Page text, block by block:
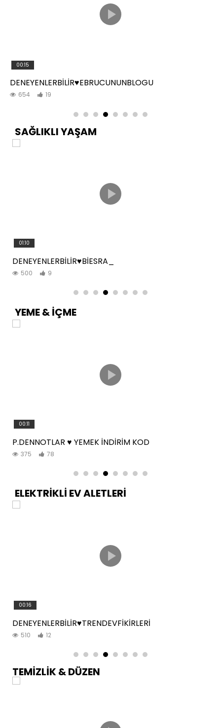
00:15
DENEYENLERBİLİR♥️EBRUCUNUNBLOGU
654 19
SAĞLIKLI YAŞAM
01:10
DENEYENLERBİLİR♥️BİESRA_
500 9
YEME & İÇME
00:11
P.DENNOTLAR ♥️ YEMEK İNDİRİM KOD
375 78
ELEKTRİKLİ EV ALETLERİ
00:16
DENEYENLERBİLİR♥️TRENDEVFİKİRLERİ
510 12
TEMİZLİK & DÜZEN